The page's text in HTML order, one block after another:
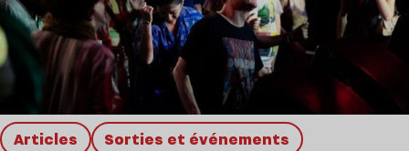
Articles Sorties et événements